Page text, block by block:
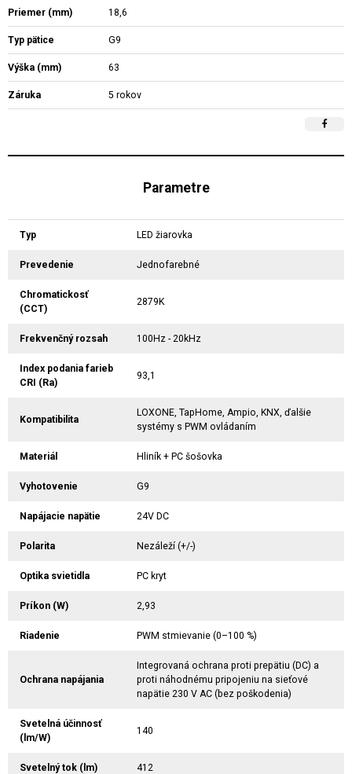
Priemer (mm) 18,6
Typ pätice G9
Výška (mm) 63
Záruka 5 rokov
Parametre
Typ LED žiarovka
Prevedenie Jednofarebné
Chromatickosť
(CCT)
2879K
Frekvenčný rozsah 100Hz - 20kHz
Index podania farieb
CRI (Ra)
93,1
Kompatibilita
LOXONE, TapHome, Ampio, KNX, ďalšie
systémy s PWM ovládaním
Materiál Hliník + PC šošovka
Vyhotovenie G9
Napájacie napätie 24V DC
Polarita Nezáleží (+/-)
Optika svietidla PC kryt
Príkon (W) 2,93
Riadenie PWM stmievanie (0–100 %)
Ochrana napájania
Integrovaná ochrana proti prepätiu (DC) a
proti náhodnému pripojeniu na sieťové
napätie 230 V AC (bez poškodenia)
Svetelná účinnosť
(lm/W)
140
Svetelný tok (lm) 412